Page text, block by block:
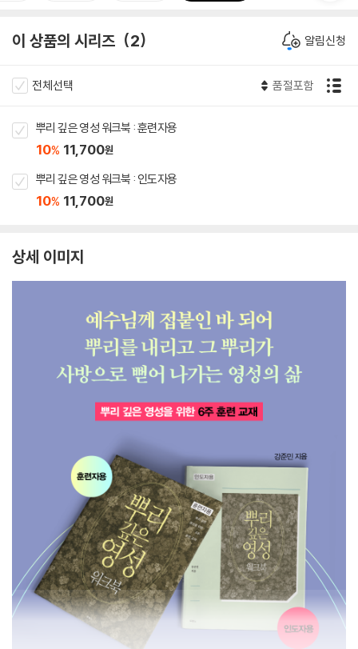
이 상품의 시리즈 2 알림신청
전체선택 품절포함
뿌리 깊은 영성 워크북 : 훈련자용
10% 11,700원
뿌리 깊은 영성 워크북 : 인도자용
10% 11,700원
상세 이미지